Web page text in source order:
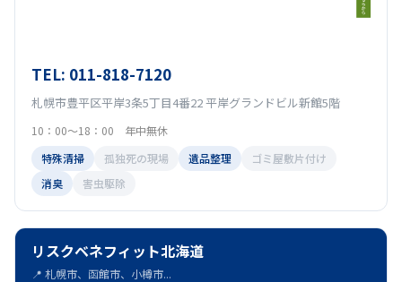
TEL: 011-818-7120
札幌市豊平区平岸3条5丁目4番22 平岸グランドビル新館5階
10：00～18：00 年中無休
特殊清掃
孤独死の現場 遺品整理
ゴミ屋敷片付け
消臭
害虫駆除
リスクベネフィット北海道
📍 札幌市、函館市、小樽市...